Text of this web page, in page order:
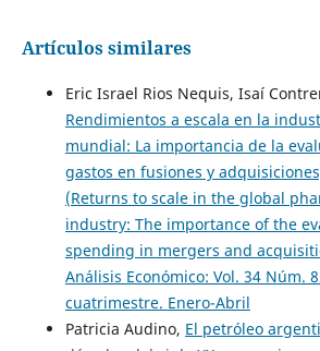
Artículos similares
Eric Israel Rios Nequis, Isaí
Rendimientos a escala en la
mundial: La importancia de la
gastos en fusiones y
(Returns to scale in the global
industry: The importance of the
spending in mergers and
Análisis Económico: Vol. 34 Núm.
cuatrimestre. Enero-Abril
Patricia Audino, El petróleo